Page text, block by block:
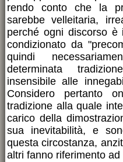
rendo conto che la
sarebbe velleitaria,
perché ogni discorso è
condizionato da
quindi
determinata
insensibile alle
Considero pertanto
tradizione alla quale
carico della
sua inevitabilità, e
questa circostanza,
altri fanno riferimento ad